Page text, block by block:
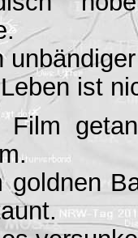
ist
Film
goldnen